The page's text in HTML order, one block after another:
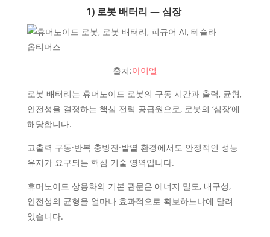
1) 로봇 배터리 — 심장
출처:아이엘
로봇 배터리는 휴머노이드 로봇의 구동 시간과 출력, 균형,
안전성을 결정하는 핵심 전력 공급원으로, 로봇의 ‘심장’에
해당합니다.
고출력 구동·반복 충방전·발열 환경에서도 안정적인 성능
유지가 요구되는 핵심 기술 영역입니다.
휴머노이드 상용화의 기본 관문은 에너지 밀도, 내구성,
안전성의 균형을 얼마나 효과적으로 확보하느냐에 달려
있습니다.